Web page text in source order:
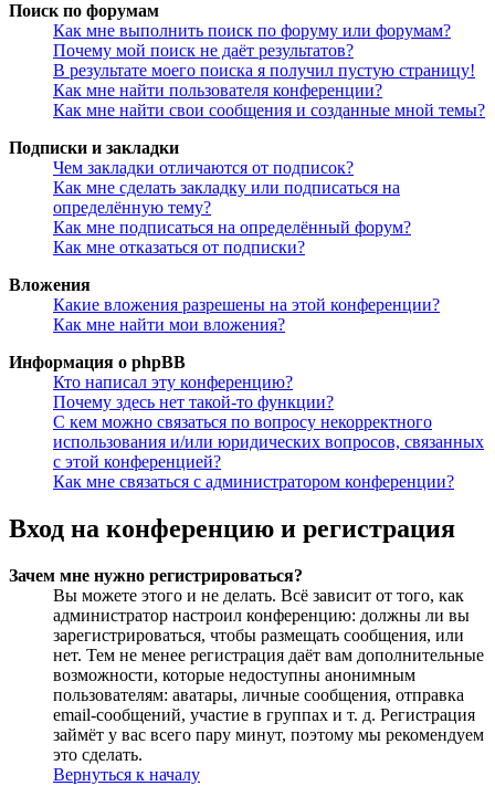
Поиск по форумам
Как мне выполнить поиск по форуму или форумам?
Почему мой поиск не даёт результатов?
В результате моего поиска я получил пустую страницу!
Как мне найти пользователя конференции?
Как мне найти свои сообщения и созданные мной темы?
Подписки и закладки
Чем закладки отличаются от подписок?
Как мне сделать закладку или подписаться на
определённую тему?
Как мне подписаться на определённый форум?
Как мне отказаться от подписки?
Вложения
Какие вложения разрешены на этой конференции?
Как мне найти мои вложения?
Информация о phpBB
Кто написал эту конференцию?
Почему здесь нет такой-то функции?
С кем можно связаться по вопросу некорректного
использования и/или юридических вопросов, связанных
с этой конференцией?
Как мне связаться с администратором конференции?
Вход на конференцию и регистрация
Зачем мне нужно регистрироваться?
Вы можете этого и не делать. Всё зависит от того, как
администратор настроил конференцию: должны ли вы
зарегистрироваться, чтобы размещать сообщения, или
нет. Тем не менее регистрация даёт вам дополнительные
возможности, которые недоступны анонимным
пользователям: аватары, личные сообщения, отправка
email-сообщений, участие в группах и т. д. Регистрация
займёт у вас всего пару минут, поэтому мы рекомендуем
это сделать.
Вернуться к началу